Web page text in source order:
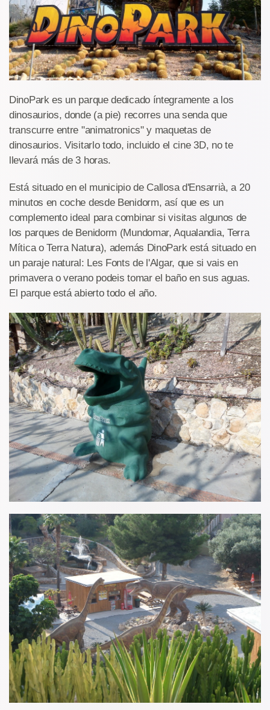
DinoPark es un parque dedicado íntegramente a los
dinosaurios, donde (a pie) recorres una senda que
transcurre entre "animatronics" y maquetas de
dinosaurios. Visitarlo todo, incluido el cine 3D, no te
llevará más de 3 horas.
Está situado en el municipio de Callosa d'Ensarrià, a 20
minutos en coche desde Benidorm, así que es un
complemento ideal para combinar si visitas algunos de
los parques de Benidorm (Mundomar, Aqualandia, Terra
Mítica o Terra Natura), además DinoPark está situado en
un paraje natural: Les Fonts de l'Algar, que si vais en
primavera o verano podeis tomar el baño en sus aguas.
El parque está abierto todo el año.